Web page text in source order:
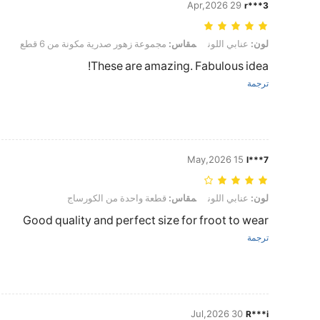
r***3
29 Apr,2026
لون: عنابي اللون, مقاس: مجموعة زهور صدرية مكونة من 6 قطع
لون: عنابي اللون مقاس: مجموعة زهور صدرية مكونة من 6 قطع
These are amazing. Fabulous idea!
ترجمة
l***7
15 May,2026
لون: عنابي اللون, مقاس: قطعة واحدة من الكورساج
لون: عنابي اللون مقاس: قطعة واحدة من الكورساج
Good quality and perfect size for froot to wear
ترجمة
R***i
30 Jul,2026